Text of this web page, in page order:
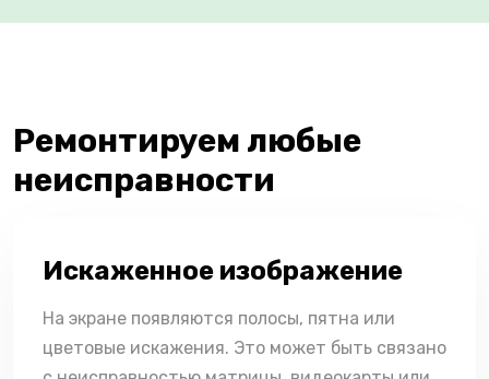
Ремонтируем любые
неисправности
Искаженное изображение
На экране появляются полосы, пятна или
цветовые искажения. Это может быть связано